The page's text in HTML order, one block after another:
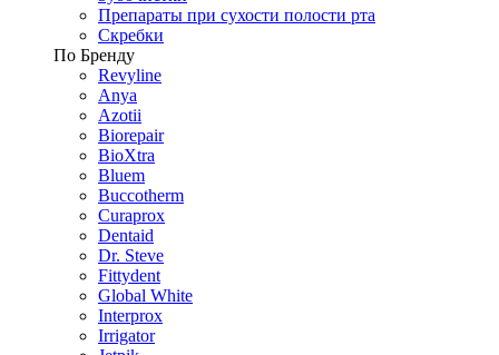
Препараты при сухости полости рта
Скребки
По Бренду
Revyline
Anya
Azotii
Biorepair
BioXtra
Bluem
Buccotherm
Curaprox
Dentaid
Dr. Steve
Fittydent
Global White
Interprox
Irrigator